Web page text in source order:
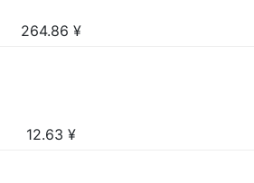
264.86 ¥
12.63 ¥